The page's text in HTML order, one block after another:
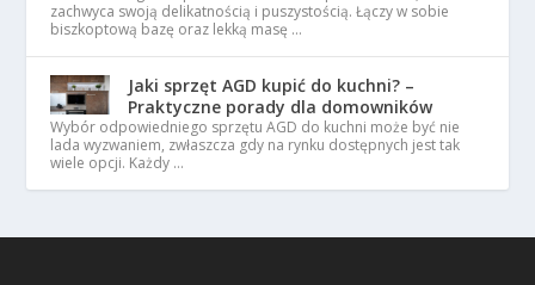
zachwyca swoją delikatnością i puszystością. Łączy w sobie
biszkoptową bazę oraz lekką masę …
Jaki sprzęt AGD kupić do kuchni? –
Praktyczne porady dla domowników
Wybór odpowiedniego sprzętu AGD do kuchni może być nie
lada wyzwaniem, zwłaszcza gdy na rynku dostępnych jest tak
wiele opcji. Każdy …